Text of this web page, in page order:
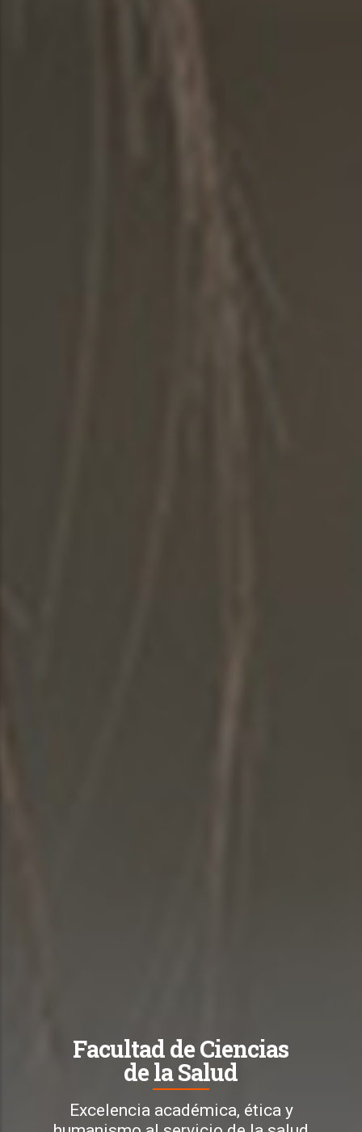
Facultad de Ciencias
de la Salud
Excelencia académica, ética y